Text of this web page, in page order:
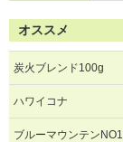
オススメ
炭火ブレンド100g
ハワイコナ
ブルーマウンテンNO1